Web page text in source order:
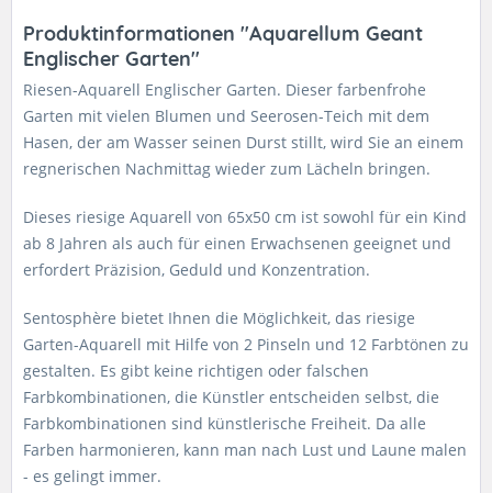
Produktinformationen "Aquarellum Geant
Englischer Garten"
Riesen-Aquarell Englischer Garten. Dieser farbenfrohe
Garten mit vielen Blumen und Seerosen-Teich mit dem
Hasen, der am Wasser seinen Durst stillt, wird Sie an einem
regnerischen Nachmittag wieder zum Lächeln bringen.
Dieses riesige Aquarell von 65x50 cm ist sowohl für ein Kind
ab 8 Jahren als auch für einen Erwachsenen geeignet und
erfordert Präzision, Geduld und Konzentration.
Sentosphère bietet Ihnen die Möglichkeit, das riesige
Garten-Aquarell mit Hilfe von 2 Pinseln und 12 Farbtönen zu
gestalten. Es gibt keine richtigen oder falschen
Farbkombinationen, die Künstler entscheiden selbst, die
Farbkombinationen sind künstlerische Freiheit. Da alle
Farben harmonieren, kann man nach Lust und Laune malen
- es gelingt immer.